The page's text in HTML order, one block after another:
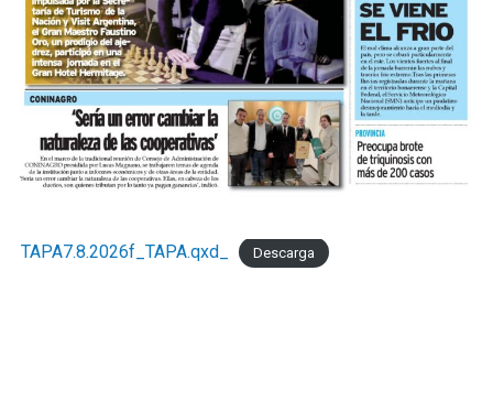
TAPA7.8.2026f_TAPA.qxd_ Descarga